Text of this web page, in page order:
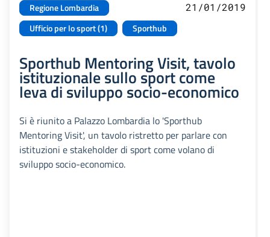
Regione Lombardia
Ufficio per lo sport (1)
Sporthub
21/01/2019
Sporthub Mentoring Visit, tavolo
istituzionale sullo sport come
leva di sviluppo socio-economico
Si è riunito a Palazzo Lombardia lo 'Sporthub
Mentoring Visit', un tavolo ristretto per parlare con
istituzioni e stakeholder di sport come volano di
sviluppo socio-economico.